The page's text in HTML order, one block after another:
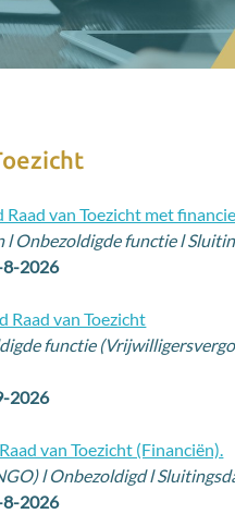
van Toezicht met
l Onbezoldigde functie l
8-2026
Raad van Toezicht
functie
2026
van Toezicht (Financiën).
l Onbezoldigd l
8-2026